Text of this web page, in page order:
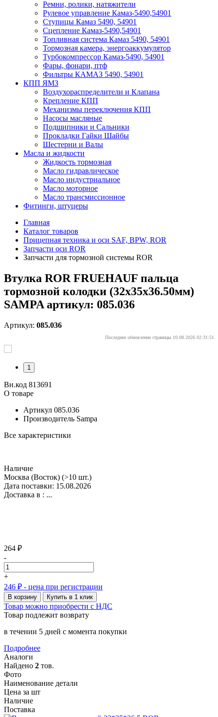
Ремни, ролики, натяжители
Рулевое управление Камаз-5490,54901
Ступицы Камаз 5490, 54901
Сцепление Камаз-5490,54901
Топливная система Камаз 5490, 54901
Тормозная камера, энергоаккумулятор
Турбокомпрессор Камаз-5490, 54901
Фары, фонари, птф
Фильтры КАМАЗ 5490, 54901
КПП ЯМЗ
Воздухораспределители и Клапана
Крепление КПП
Механизмы переключения КПП
Насосы масляные
Подшипники и Сальники
Прокладки Гайки Шайбы
Шестерни и Валы
Масла и жидкости
Жидкость тормозная
Масло гидравлическое
Масло индустриальное
Масло моторное
Масло трансмиссионное
Фитинги, штуцеры
Главная
Каталог товаров
Прицепная техника и оси SAF, BPW, ROR
Запчасти оси ROR
Запчасти для тормозной системы ROR
Втулка ROR FRUEHAUF пальца
тормозной колодки (32х35х36.50мм)
SAMPA артикул: 085.036
Артикул: 085.036
Последнее обновление страницы 10.08.2026 02:31:51
1
Вн.код 813691
О товаре
Артикул 085.036
Производитель Sampa
Все характеристики
Наличие
Москва (Восток) (>10 шт.)
Дата поставки: 15.08.2026
Доставка в : ...
264 ₽
-
+
246 ₽ - цена при регистрации
В корзину Купить в 1 клик
Товар можно приобрести с НДС
Товар подлежит возврату
в течении 5 дней с момента покупки
Подробнее
Аналоги
Найдено 2 тов.
Фото
Наименование детали
Цена за шт
Наличие
Поставка